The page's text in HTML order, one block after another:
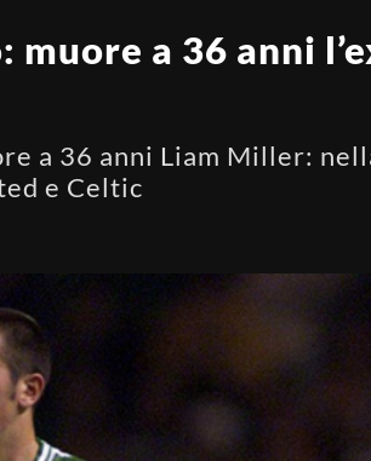
a 36 anni
a 36 anni Liam Miller:
e Celtic